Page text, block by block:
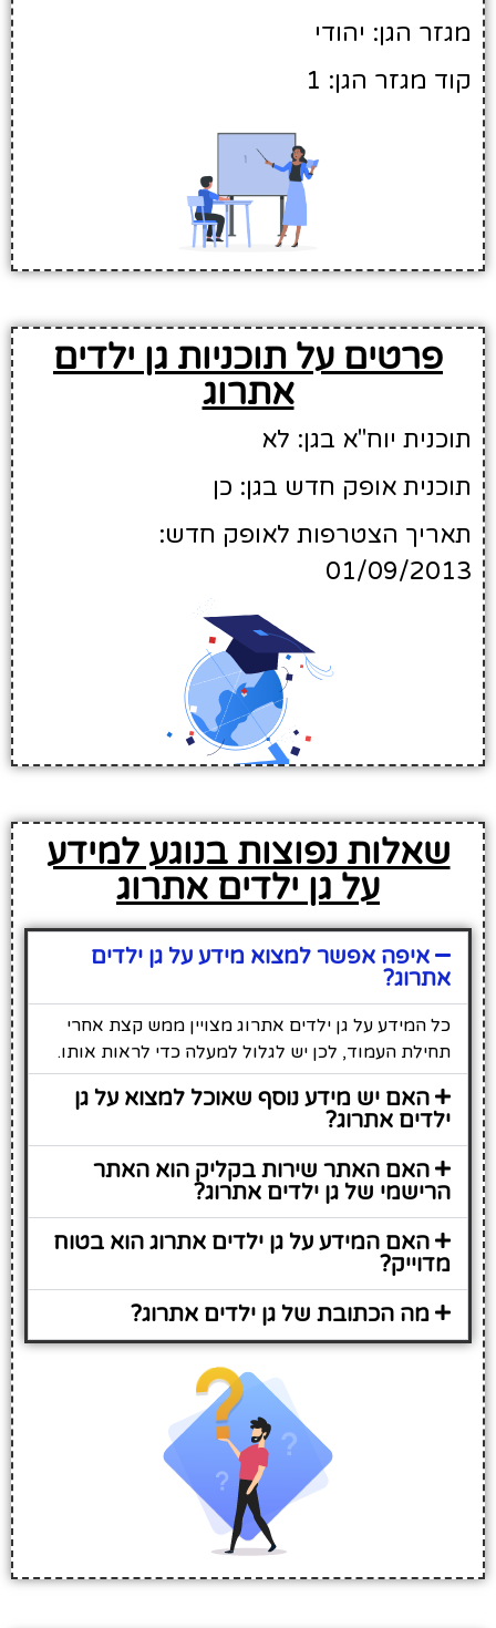
מגזר הגן: יהודי
קוד מגזר הגן: 1
פרטים על תוכניות גן ילדים
אתרוג
תוכנית יוח"א בגן: לא
תוכנית אופק חדש בגן: כן
תאריך הצטרפות לאופק חדש:
01/09/2013
שאלות נפוצות בנוגע למידע
על גן ילדים אתרוג
איפה אפשר למצוא מידע על גן ילדים
אתרוג?
כל המידע על גן ילדים אתרוג מצויין ממש קצת אחרי
תחילת העמוד, לכן יש לגלול למעלה כדי לראות אותו.
האם יש מידע נוסף שאוכל למצוא על גן
ילדים אתרוג?
האם האתר שירות בקליק הוא האתר
הרישמי של גן ילדים אתרוג?
האם המידע על גן ילדים אתרוג הוא בטוח
מדוייק?
מה הכתובת של גן ילדים אתרוג?